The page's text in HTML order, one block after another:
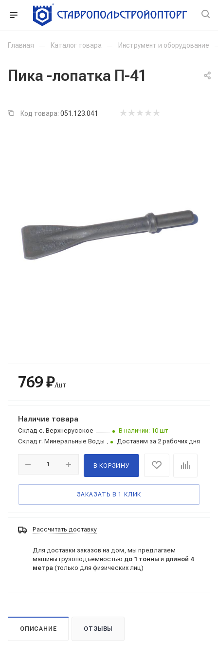
Главная — Каталог товара — Инструмент и оборудование
Пика -лопатка П-41
Код товара: 051.123.041
769 ₽/шт
Наличие товара
Склад с. Верхнерусское
В наличии: 10 шт
Склад г. Минеральные Воды Доставим за 2 рабочих дня
В КОРЗИНУ
ЗАКАЗАТЬ В 1 КЛИК
Рассчитать доставку
Для доставки заказов на дом, мы предлагаем
машины грузоподъемностью до 1 тонны и длиной 4
метра (только для физических лиц)
ОПИСАНИЕ ОТЗЫВЫ